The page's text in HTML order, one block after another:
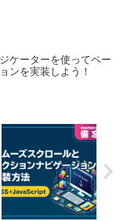
ケーターを使ってペー
ンを実装しよう！